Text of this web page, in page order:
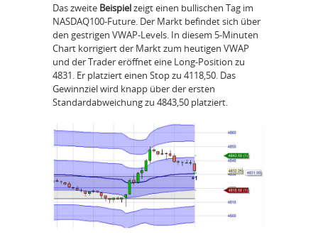
Das zweite Beispielzeigt einen bullischen Tag im
NASDAQ100-Future. Der Markt befindet sich über
den gestrigen VWAP-Levels. In diesem 5-Minuten
Chart korrigiert der Markt zum heutigen VWAP
und der Trader eröffnet eine Long-Position zu
4831. Er platziert einen Stop zu 4118,50. Das
Gewinnziel wird knapp über der ersten
Standardabweichung zu 4843,50 platziert.